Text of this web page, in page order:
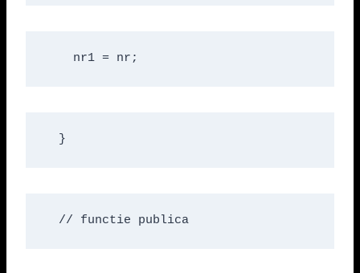
nr1 = nr;
}
// functie publica